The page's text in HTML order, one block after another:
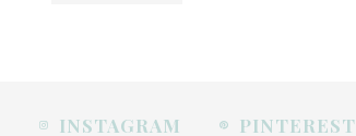
INSTAGRAM PINTEREST